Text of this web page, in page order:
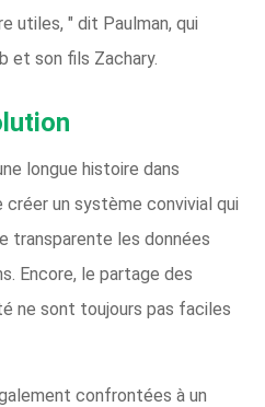
utiles, " dit Paulman, qui
et son fils Zachary.
longue histoire dans
un système convivial qui
transparente les données
Encore, le partage des
ne sont toujours pas faciles
confrontées à un